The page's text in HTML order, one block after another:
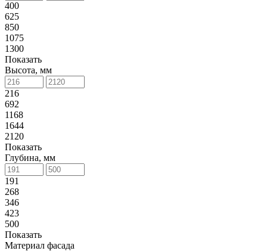
400
625
850
1075
1300
Показать
Высота, мм
216
692
1168
1644
2120
Показать
Глубина, мм
191
268
346
423
500
Показать
Материал фасада